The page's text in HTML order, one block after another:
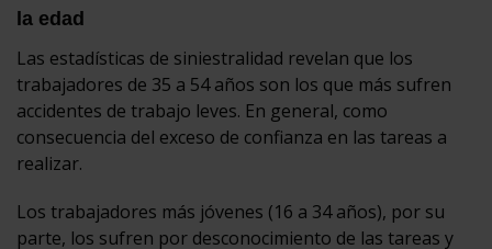
la edad
Las estadísticas de siniestralidad revelan que los
trabajadores de 35 a 54 años son los que más sufren
accidentes de trabajo leves. En general, como
consecuencia del exceso de confianza en las tareas a
realizar.
Los trabajadores más jóvenes (16 a 34 años), por su
parte, los sufren por desconocimiento de las tareas y